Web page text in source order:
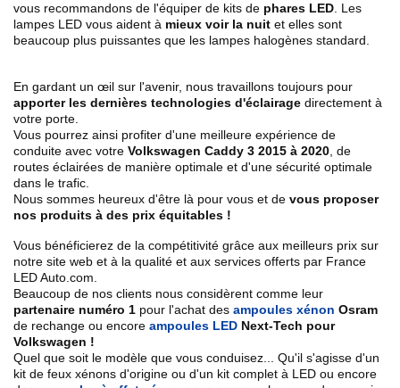
vous recommandons de l'équiper de kits de phares LED . Les
lampes LED vous aident à mieux voir la nuit et elles sont
beaucoup plus puissantes que les lampes halogènes standard.
En gardant un œil sur l'avenir, nous travaillons toujours pour
apporter les dernières technologies d'éclairage directement à
votre porte.
Vous pourrez ainsi profiter d'une meilleure expérience de
conduite avec votre Volkswagen Caddy 3 2015 à 2020 , de
routes éclairées de manière optimale et d'une sécurité optimale
dans le trafic.
Nous sommes heureux d'être là pour vous et de vous proposer
nos produits à des prix équitables !
Vous bénéficierez de la compétitivité grâce aux meilleurs prix sur
notre site web et à la qualité et aux services offerts par France
LED Auto.com.
Beaucoup de nos clients nous considèrent comme leur
partenaire numéro 1 pour l'achat des ampoules xénon Osram
de rechange ou encore ampoules LED Next-Tech pour
Volkswagen !
Quel que soit le modèle que vous conduisez... Qu'il s'agisse d'un
kit de feux xénons d'origine ou d'un kit complet à LED ou encore